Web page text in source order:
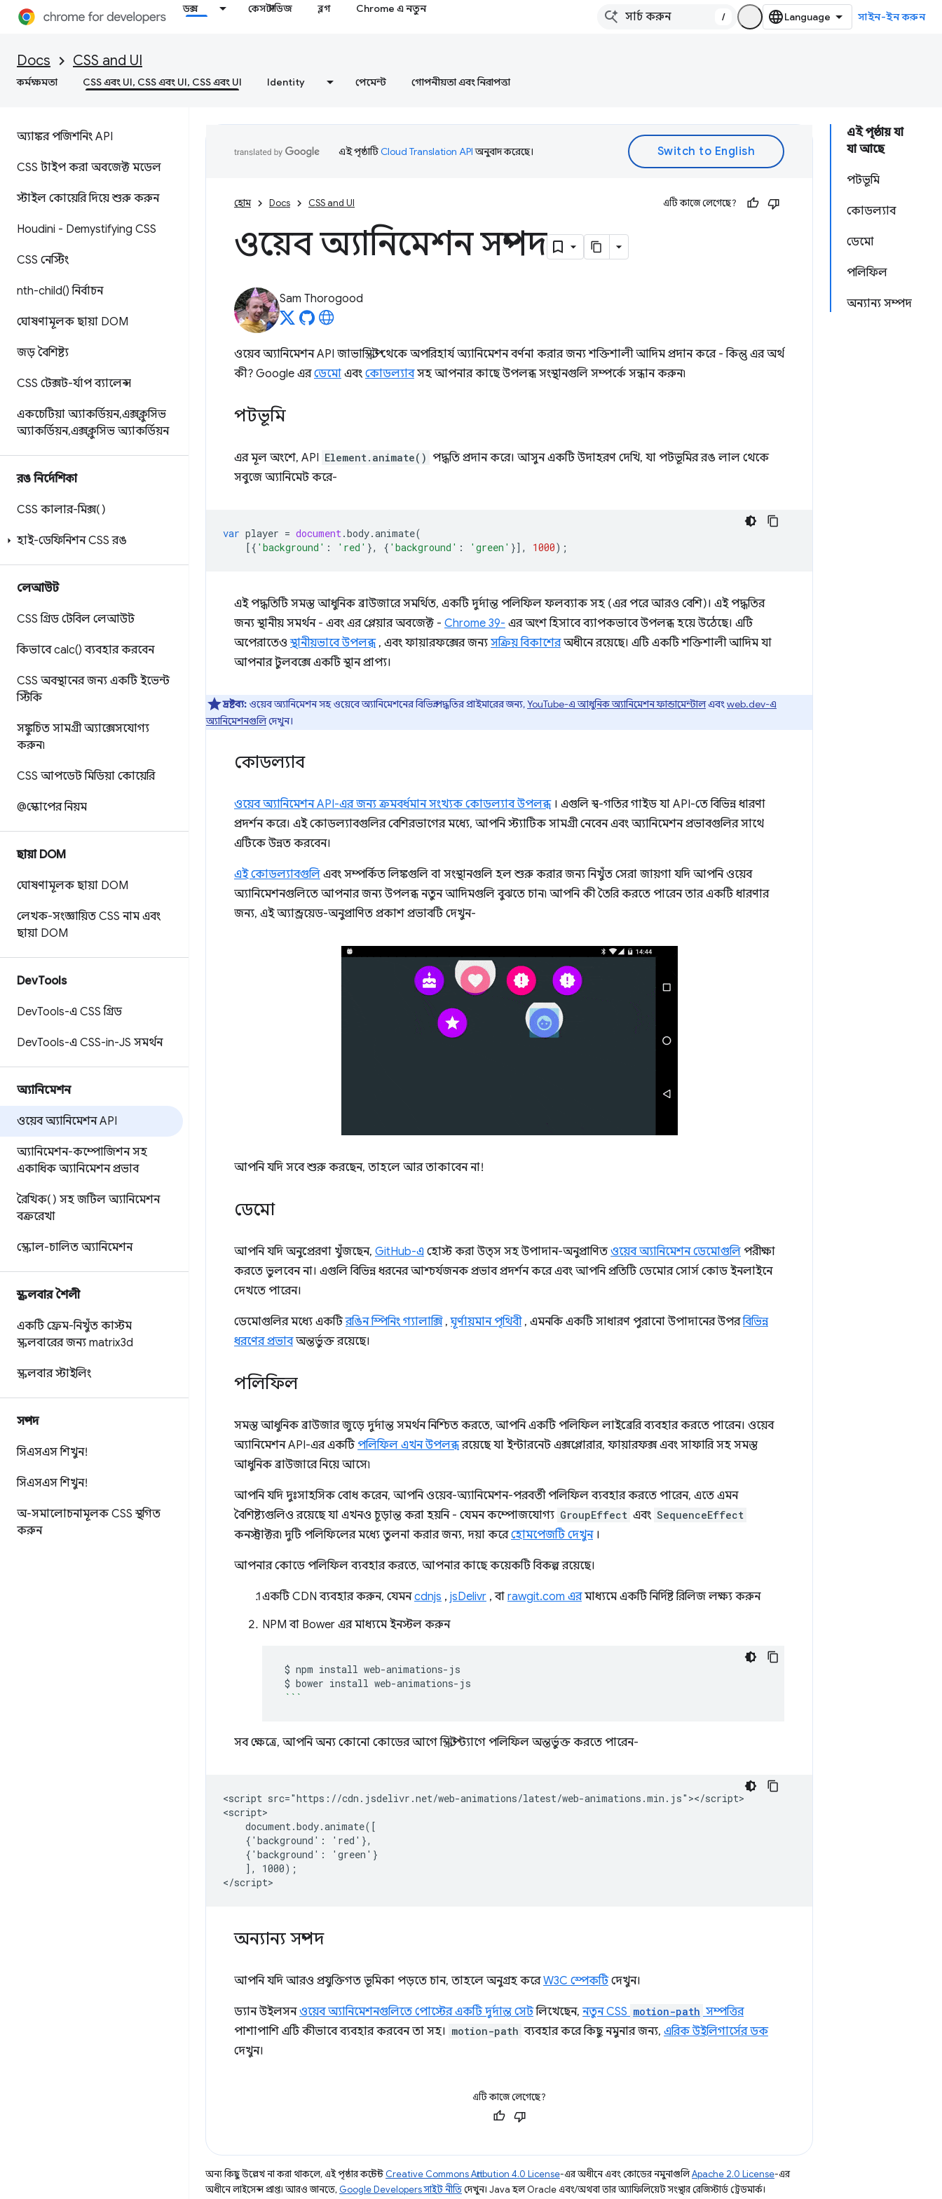
ডক্স কেস স্টাডিজ ব্লগ Chrome এ নতুন
/ সাইন-ইন করুন
Docs CSS and UI
কর্মক্ষমতা CSS এবং UI, CSS এবং UI, CSS এবং UI Identity পেমেন্ট গোপনীয়তা এবং নিরাপত্তা
অ্যাঙ্কর পজিশনিং API
CSS টাইপ করা অবজেক্ট মডেল
স্টাইল কোয়েরি দিয়ে শুরু করুন
Houdini - Demystifying CSS
CSS নেস্টিং
nth-child() নির্বাচন
ঘোষণামূলক ছায়া DOM
জড় বৈশিষ্ট্য
CSS টেক্সট-র্যাপ ব্যালেন্স
একচেটিয়া অ্যাকর্ডিয়ন,এক্সক্লুসিভ
অ্যাকর্ডিয়ন,এক্সক্লুসিভ অ্যাকর্ডিয়ন
রঙ নির্দেশিকা
CSS কালার-মিক্স()
হাই-ডেফিনিশন CSS রঙ
লেআউট
CSS গ্রিড টেবিল লেআউট
কিভাবেcalc() ব্যবহার করবেন
CSS অবস্থানের জন্য একটি ইভেন্ট
স্টিকি
সঙ্কুচিত সামগ্রী অ্যাক্সেসযোগ্য
করুন৷
CSS আপডেট মিডিয়া কোয়েরি
@স্কোপের নিয়ম
ছায়া DOM
ঘোষণামূলক ছায়া DOM
লেখক-সংজ্ঞায়িত CSS নাম এবং
ছায়া DOM
DevTools
DevTools-এ CSS গ্রিড
DevTools-এ CSS-in-JS সমর্থন
অ্যানিমেশন
ওয়েব অ্যানিমেশন API
অ্যানিমেশন-কম্পোজিশন সহ
একাধিক অ্যানিমেশন প্রভাব
রৈখিক() সহ জটিল অ্যানিমেশন
বক্ররেখা
স্ক্রোল-চালিত অ্যানিমেশন
স্ক্রলবার শৈলী
একটি ফ্রেম-নিখুঁত কাস্টম
স্ক্রলবারের জন্য matrix3d
স্ক্রলবার স্টাইলিং
সম্পদ
সিএসএস শিখুন!
সিএসএস শিখুন!
অ-সমালোচনামূলক CSS স্থগিত
করুন
এই পৃষ্ঠায় যা
যা আছে
পটভূমি
কোডল্যাব
ডেমো
পলিফিল
অন্যান্য সম্পদ
এই পৃষ্ঠাটিCloud Translation APIঅনুবাদ করেছে।
হোম Docs CSS and UI এটি কাজে লেগেছে?
ওয়েব অ্যানিমেশন সম্পদ
Sam Thorogood
ওয়েব অ্যানিমেশন API জাভাস্ক্রিপ্ট থেকে অপরিহার্য অ্যানিমেশন বর্ণনা করার জন্য শক্তিশালী আদিম প্রদান করে - কিন্তু এর অর্থ
কী? Google এরডেমো এবং কোডল্যাবসহ আপনার কাছে উপলব্ধ সংস্থানগুলি সম্পর্কে সন্ধান করুন৷
পটভূমি
এর মূল অংশে, API Element.animate() পদ্ধতি প্রদান করে। আসুন একটি উদাহরণ দেখি, যা পটভূমির রঙ লাল থেকে
সবুজে অ্যানিমেট করে-
var player = document.body.animate(
[{ 'background' : 'red' }, { 'background' : 'green' }], 1000);
এই পদ্ধতিটি সমস্ত আধুনিক ব্রাউজারে সমর্থিত, একটি দুর্দান্ত পলিফিল ফলব্যাক সহ (এর পরে আরও বেশি)। এই পদ্ধতির
জন্য স্থানীয় সমর্থন - এবং এর প্লেয়ার অবজেক্ট - Chrome 39- এর অংশ হিসাবে ব্যাপকভাবে উপলব্ধ হয়ে উঠেছে। এটি
অপেরাতেওস্থানীয়ভাবে উপলব্ধ, এবং ফায়ারফক্সের জন্য সক্রিয় বিকাশেরঅধীনে রয়েছে। এটি একটি শক্তিশালী আদিম যা
আপনার টুলবক্সে একটি স্থান প্রাপ্য।
দ্রষ্টব্য: ওয়েব অ্যানিমেশন সহ ওয়েবে অ্যানিমেশনের বিভিন্ন পদ্ধতির প্রাইমারের জন্য,YouTube-এ আধুনিক অ্যানিমেশন ফান্ডামেন্টালএবংweb.dev-এ
অ্যানিমেশনগুলিদেখুন।
কোডল্যাব
ওয়েব অ্যানিমেশন API-এর জন্য ক্রমবর্ধমান সংখ্যক কোডল্যাব উপলব্ধ। এগুলি স্ব-গতির গাইড যা API-তে বিভিন্ন ধারণা
প্রদর্শন করে। এই কোডল্যাবগুলির বেশিরভাগের মধ্যে, আপনি স্ট্যাটিক সামগ্রী নেবেন এবং অ্যানিমেশন প্রভাবগুলির সাথে
এটিকে উন্নত করবেন।
এই কোডল্যাবগুলি এবং সম্পর্কিত লিঙ্কগুলি বা সংস্থানগুলি হল শুরু করার জন্য নিখুঁত সেরা জায়গা যদি আপনি ওয়েব
অ্যানিমেশনগুলিতে আপনার জন্য উপলব্ধ নতুন আদিমগুলি বুঝতে চান৷ আপনি কী তৈরি করতে পারেন তার একটি ধারণার
জন্য, এই অ্যান্ড্রয়েড-অনুপ্রাণিত প্রকাশ প্রভাবটি দেখুন-
আপনি যদি সবে শুরু করছেন, তাহলে আর তাকাবেন না!
ডেমো
আপনি যদি অনুপ্রেরণা খুঁজছেন, GitHub-এ হোস্ট করা উত্স সহ উপাদান-অনুপ্রাণিত ওয়েব অ্যানিমেশন ডেমোগুলি পরীক্ষা
করতে ভুলবেন না। এগুলি বিভিন্ন ধরনের আশ্চর্যজনক প্রভাব প্রদর্শন করে এবং আপনি প্রতিটি ডেমোর সোর্স কোড ইনলাইনে
দেখতে পারেন।
ডেমোগুলির মধ্যে একটিরঙিন স্পিনিং গ্যালাক্সি,ঘূর্ণায়মান পৃথিবী, এমনকি একটি সাধারণ পুরানো উপাদানের উপরবিভিন্ন
ধরণের প্রভাবঅন্তর্ভুক্ত রয়েছে।
পলিফিল
সমস্ত আধুনিক ব্রাউজার জুড়ে দুর্দান্ত সমর্থন নিশ্চিত করতে, আপনি একটি পলিফিল লাইব্রেরি ব্যবহার করতে পারেন। ওয়েব
অ্যানিমেশন API-এর একটিপলিফিল এখন উপলব্ধরয়েছে যা ইন্টারনেট এক্সপ্লোরার, ফায়ারফক্স এবং সাফারি সহ সমস্ত
আধুনিক ব্রাউজারে নিয়ে আসে৷
আপনি যদি দুঃসাহসিক বোধ করেন, আপনি ওয়েব-অ্যানিমেশন-পরবর্তী পলিফিল ব্যবহার করতে পারেন, এতে এমন
বৈশিষ্ট্যগুলিও রয়েছে যা এখনও চূড়ান্ত করা হয়নি - যেমন কম্পোজযোগ্য GroupEffect এবং SequenceEffect
কনস্ট্রাক্টর৷ দুটি পলিফিলের মধ্যে তুলনা করার জন্য, দয়া করেহোমপেজটি দেখুন।
আপনার কোডে পলিফিল ব্যবহার করতে, আপনার কাছে কয়েকটি বিকল্প রয়েছে।
একটি CDN ব্যবহার করুন, যেমনcdnjs , jsDelivr , বা rawgit.com এরমাধ্যমে একটি নির্দিষ্ট রিলিজ লক্ষ্য করুন
NPM বা Bower এর মাধ্যমে ইনস্টল করুন
$ npm install
$ bower install
```
সব ক্ষেত্রে, আপনি অন্য কোনো কোডের আগে স্ক্রিপ্ট ট্যাগে পলিফিল অন্তর্ভুক্ত করতে পারেন-
<script src="https://cdn.jsdelivr.net/web-animations/latest/web-animations.min.js"></script>
<script>
    document.body.animate([
    {'background': 'red'},
    {'background': 'green'}
    ], 1000);
অন্যান্য সম্পদ
আপনি যদি আরও প্রযুক্তিগত ভূমিকা পড়তে চান, তাহলে অনুগ্রহ করেW3C স্পেকটিদেখুন।
ড্যান উইলসনওয়েব অ্যানিমেশনগুলিতে পোস্টের একটি দুর্দান্ত সেটলিখেছেন, নতুন CSS motion-path সম্পত্তির
পাশাপাশি এটি কীভাবে ব্যবহার করবেন তা সহ। motion-path ব্যবহার করে কিছু নমুনার জন্য, এরিক উইলিগার্সের ডক
দেখুন।
এটি কাজে লেগেছে?
অন্য কিছু উল্লেখ না করা থাকলে, এই পৃষ্ঠার কন্টেন্ট Creative Commons Attribution 4.0 License-এর অধীনে এবং কোডের নমুনাগুলিApache 2.0 License-এর
অধীনে লাইসেন্স প্রাপ্ত। আরও জানতে, Google Developers সাইট নীতিদেখুন। Java হল Oracle এবং/অথবা তার অ্যাফিলিয়েট সংস্থার রেজিস্টার্ড ট্রেডমার্ক।